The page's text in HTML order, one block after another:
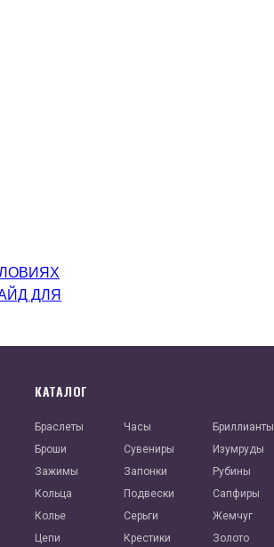
ДЛЯ
КАТАЛОГ
Браслеты
Броши
Зажимы
Кольца
Колье
Цепи
Часы
Сувениры
Запонки
Подвески
Серьги
Крестики
Бриллианты
Изумруды
Рубины
Сапфиры
Жемчуг
Золото